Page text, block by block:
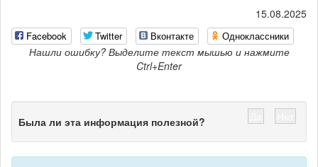
15.08.2025
Facebook Twitter Вконтакте Одноклассники
Нашли ошибку? Выделите текст мышью и нажмите
Ctrl+Enter
Была ли эта информация полезной?